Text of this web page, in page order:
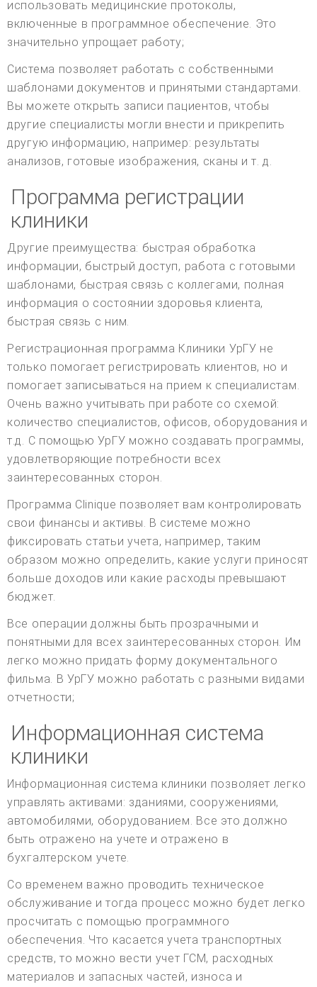
использовать медицинские протоколы,
включенные в программное обеспечение. Это
значительно упрощает работу;
Система позволяет работать с собственными
шаблонами документов и принятыми стандартами.
Вы можете открыть записи пациентов, чтобы
другие специалисты могли внести и прикрепить
другую информацию, например: результаты
анализов, готовые изображения, сканы и т. д.
Программа регистрации
клиники
Другие преимущества: быстрая обработка
информации, быстрый доступ, работа с готовыми
шаблонами, быстрая связь с коллегами, полная
информация о состоянии здоровья клиента,
быстрая связь с ним.
Регистрационная программа Клиники УрГУ не
только помогает регистрировать клиентов, но и
помогает записываться на прием к специалистам.
Очень важно учитывать при работе со схемой:
количество специалистов, офисов, оборудования и
т.д. С помощью УрГУ можно создавать программы,
удовлетворяющие потребности всех
заинтересованных сторон.
Программа Clinique позволяет вам контролировать
свои финансы и активы. В системе можно
фиксировать статьи учета, например, таким
образом можно определить, какие услуги приносят
больше доходов или какие расходы превышают
бюджет.
Все операции должны быть прозрачными и
понятными для всех заинтересованных сторон. Им
легко можно придать форму документального
фильма. В УрГУ можно работать с разными видами
отчетности;
Информационная система
клиники
Информационная система клиники позволяет легко
управлять активами: зданиями, сооружениями,
автомобилями, оборудованием. Все это должно
быть отражено на учете и отражено в
бухгалтерском учете.
Со временем важно проводить техническое
обслуживание и тогда процесс можно будет легко
просчитать с помощью программного
обеспечения. Что касается учета транспортных
средств, то можно вести учет ГСМ, расходных
материалов и запасных частей, износа и